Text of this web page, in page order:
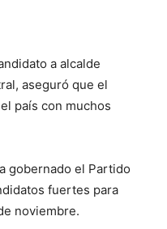
a alcalde
aseguró que el
país con muchos
gobernado el Partido
fuertes para
noviembre.